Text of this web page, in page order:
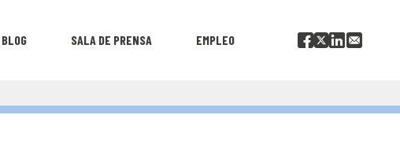
BLOG SALA DE PRENSA EMPLEO